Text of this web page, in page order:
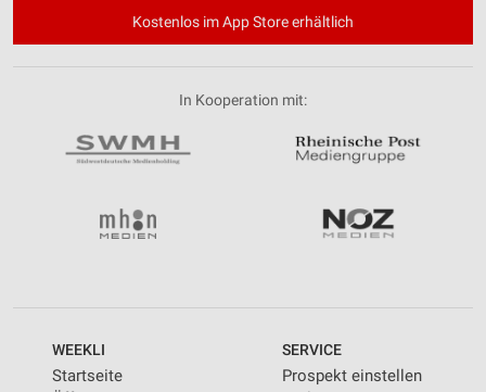
Kostenlos im App Store erhältlich
In Kooperation mit:
WEEKLI
Startseite
SERVICE
Prospekt einstellen